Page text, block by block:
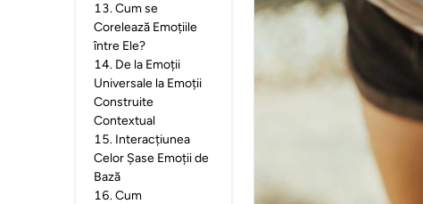
13.Cum se
Corelează Emoțiile
între Ele?
14. De la Emoții
Universale la Emoții
Construite
Contextual
15. Interacțiunea
Celor Șase Emoții de
Bază
16.Cum